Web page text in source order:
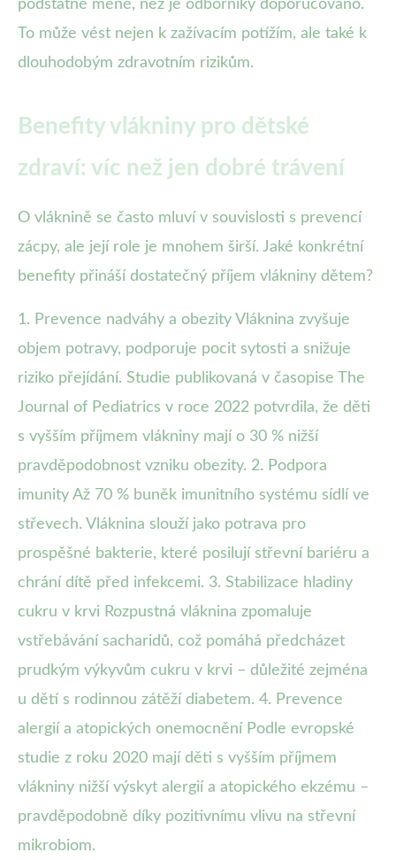
podstatně méně, než je odborníky doporučováno.
To může vést nejen k zažívacím potížím, ale také k
dlouhodobým zdravotním rizikům.
Benefity vlákniny pro dětské
zdraví: víc než jen dobré trávení
O vláknině se často mluví v souvislosti s prevencí
zácpy, ale její role je mnohem širší. Jaké konkrétní
benefity přináší dostatečný příjem vlákniny dětem?
1. Prevence nadváhy a obezity Vláknina zvyšuje
objem potravy, podporuje pocit sytosti a snižuje
riziko přejídání. Studie publikovaná v časopise The
Journal of Pediatrics v roce 2022 potvrdila, že děti
s vyšším příjmem vlákniny mají o 30 % nižší
pravděpodobnost vzniku obezity. 2. Podpora
imunity Až 70 % buněk imunitního systému sídlí ve
střevech. Vláknina slouží jako potrava pro
prospěšné bakterie, které posilují střevní bariéru a
chrání dítě před infekcemi. 3. Stabilizace hladiny
cukru v krvi Rozpustná vláknina zpomaluje
vstřebávání sacharidů, což pomáhá předcházet
prudkým výkyvům cukru v krvi – důležité zejména
u dětí s rodinnou zátěží diabetem. 4. Prevence
alergií a atopických onemocnění Podle evropské
studie z roku 2020 mají děti s vyšším příjmem
vlákniny nižší výskyt alergií a atopického ekzému –
pravděpodobně díky pozitivnímu vlivu na střevní
mikrobiom.